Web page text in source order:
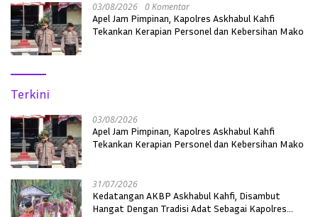
03/08/2026 0 Komentar
Apel Jam Pimpinan, Kapolres Askhabul Kahfi
Tekankan Kerapian Personel dan Kebersihan Mako
Terkini
03/08/2026
Apel Jam Pimpinan, Kapolres Askhabul Kahfi
Tekankan Kerapian Personel dan Kebersihan Mako
31/07/2026
Kedatangan AKBP Askhabul Kahfi, Disambut
Hangat Dengan Tradisi Adat Sebagai Kapolres